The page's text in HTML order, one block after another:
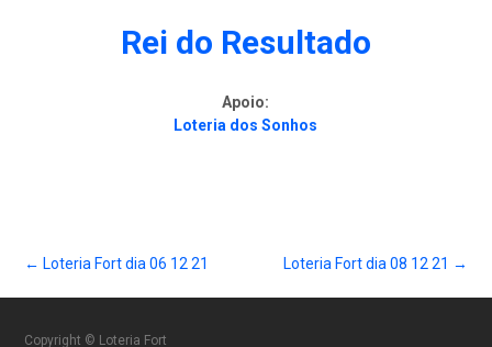
Rei do Resultado
Apoio:
Loteria dos Sonhos
Post
← Loteria Fort dia 06 12 21 Loteria Fort dia 08 12 21 →
Copyright © Loteria Fort